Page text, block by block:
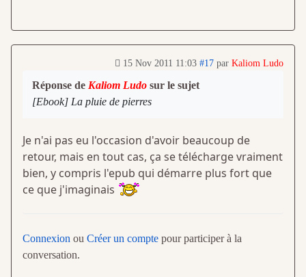
15 Nov 2011 11:03 #17 par Kaliom Ludo
Réponse de Kaliom Ludo sur le sujet
[Ebook] La pluie de pierres
Je n'ai pas eu l'occasion d'avoir beaucoup de
retour, mais en tout cas, ça se télécharge vraiment
bien, y compris l'epub qui démarre plus fort que
ce que j'imaginais
Connexion ou Créer un compte pour participer à la
conversation.